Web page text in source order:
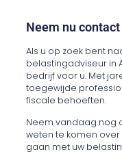
Neem nu
Als u op zoek bent
belastingadviseur in
bedrijf voor u. Met
toegewijde
fiscale behoeften.
Neem vandaag nog
weten te komen
gaan met uw